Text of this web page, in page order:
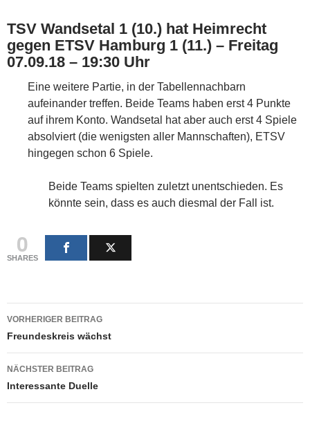
TSV Wandsetal 1 (10.) hat Heimrecht
gegen ETSV Hamburg 1 (11.) – Freitag
07.09.18 – 19:30 Uhr
Eine weitere Partie, in der Tabellennachbarn
aufeinander treffen. Beide Teams haben erst 4 Punkte
auf ihrem Konto. Wandsetal hat aber auch erst 4 Spiele
absolviert (die wenigsten aller Mannschaften), ETSV
hingegen schon 6 Spiele.
Beide Teams spielten zuletzt unentschieden. Es
könnte sein, dass es auch diesmal der Fall ist.
0
SHARES
Beitragsnavigation
VORHERIGER BEITRAG
Freundeskreis wächst
NÄCHSTER BEITRAG
Interessante Duelle